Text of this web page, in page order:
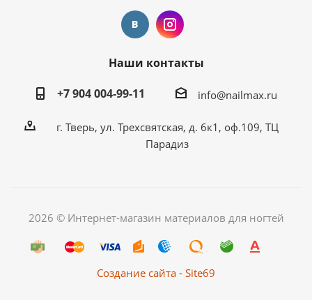
Наши контакты
+7 904 004-99-11
info@nailmax.ru
г. Тверь, ул. Трехсвятская, д. 6к1, оф.109, ТЦ
Парадиз
2026 © Интернет-магазин материалов для ногтей
Создание сайта - Site69